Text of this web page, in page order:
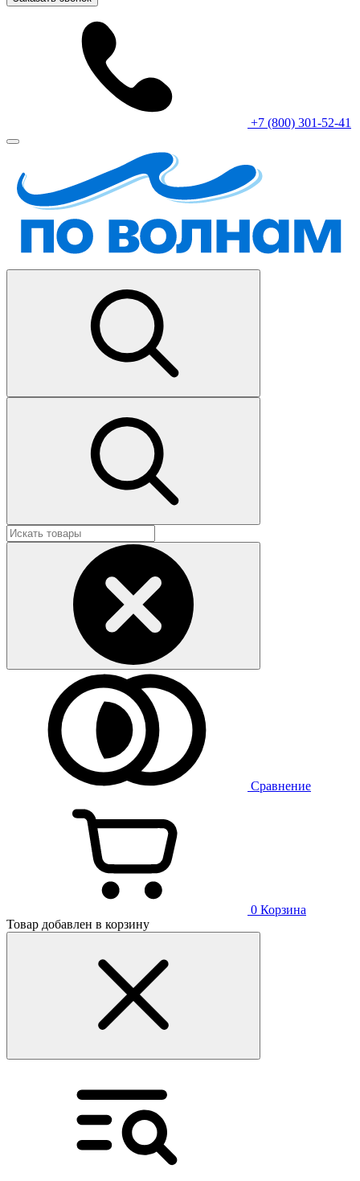
+7 (800) 301-52-41
Сравнение
0 Корзина
Товар добавлен в корзину